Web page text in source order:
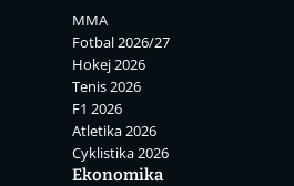
MMA
Fotbal 2026/27
Hokej 2026
Tenis 2026
F1 2026
Atletika 2026
Cyklistika 2026
Ekonomika